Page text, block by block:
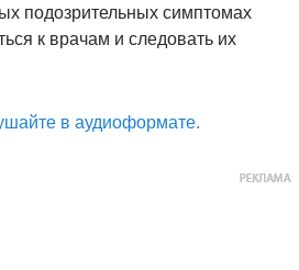
подозрительных симптомах
к врачам и следовать их
в аудиоформате.